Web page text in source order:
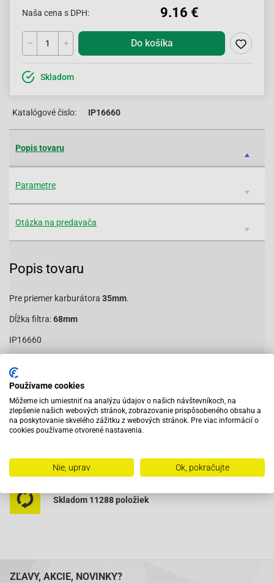
Naša cena s DPH: 9.16 €
Do košíka
Skladom
Katalógové čislo: IP16660
Popis tovaru
Parametre
Otázka na predavača
Popis tovaru
Pre priemer karburátora 35mm.
Dĺžka filtra:68mm
IP16660
Vybavený servis s odborným vyškoleným personálom
Pri objednaní do 12:00 tovar zajtra u vás
Na trhu od roku 2007
Skladom 11288 položiek
ZĽAVY, AKCIE, NOVINKY?
Používame cookies
Môžeme ich umiestniť na analýzu údajov o našich návštevníkoch, na
zlepšenie našich webových stránok, zobrazovanie prispôsobeného obsahu a
na poskytovanie skvelého zážitku z webových stránok. Pre viac informácií o
cookies používame otvorené nastavenia.
Nie, uprav Ok, pokračujte